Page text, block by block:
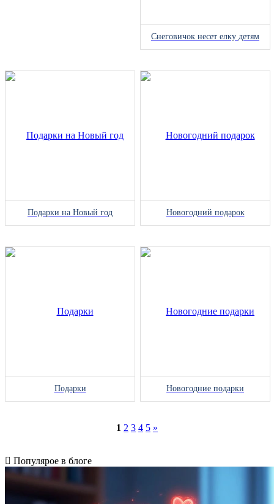
Снеговичок несет елку детям
Подарки на Новый год Новогодний подарок
Подарки Новогодние подарки
1 2 3 4 5 »
Популярое в блоге